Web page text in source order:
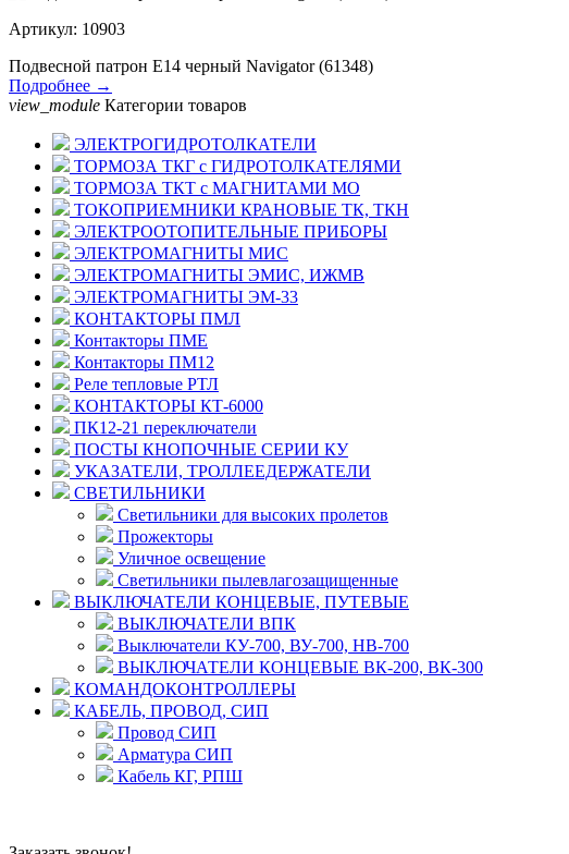
Артикул: 10903
Подвесной патрон Е14 черный Navigator (61348)
Подробнее →
view_module Категории товаров
ЭЛЕКТРОГИДРОТОЛКАТЕЛИ
ТОРМОЗА ТКГ с ГИДРОТОЛКАТЕЛЯМИ
ТОРМОЗА ТКТ с МАГНИТАМИ МО
ТОКОПРИЕМНИКИ КРАНОВЫЕ ТК, ТКН
ЭЛЕКТРООТОПИТЕЛЬНЫЕ ПРИБОРЫ
ЭЛЕКТРОМАГНИТЫ МИС
ЭЛЕКТРОМАГНИТЫ ЭМИС, ИЖМВ
ЭЛЕКТРОМАГНИТЫ ЭМ-33
КОНТАКТОРЫ ПМЛ
Контакторы ПМЕ
Контакторы ПМ12
Реле тепловые РТЛ
КОНТАКТОРЫ КТ-6000
ПК12-21 переключатели
ПОСТЫ КНОПОЧНЫЕ СЕРИИ КУ
УКАЗАТЕЛИ, ТРОЛЛЕЕДЕРЖАТЕЛИ
СВЕТИЛЬНИКИ
Светильники для высоких пролетов
Прожекторы
Уличное освещение
Светильники пылевлагозащищенные
ВЫКЛЮЧАТЕЛИ КОНЦЕВЫЕ, ПУТЕВЫЕ
ВЫКЛЮЧАТЕЛИ ВПК
Выключатели КУ-700, ВУ-700, НВ-700
ВЫКЛЮЧАТЕЛИ КОНЦЕВЫЕ ВК-200, ВК-300
КОМАНДОКОНТРОЛЛЕРЫ
КАБЕЛЬ, ПРОВОД, СИП
Провод СИП
Арматура СИП
Кабель КГ, РПШ